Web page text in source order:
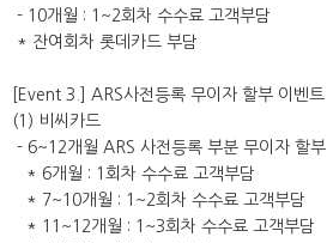
- 10개월 : 1~2회차 수수료 고객부담
* 잔여회차 롯데카드 부담
[Event 3.] ARS사전등록 무이자 할부 이벤트
(1) 비씨카드
- 6~12개월 ARS 사전등록 부분 무이자 할부
* 6개월 : 1회차 수수료 고객부담
* 7~10개월 : 1~2회차 수수료 고객부담
* 11~12개월 : 1~3회차 수수료 고객부담